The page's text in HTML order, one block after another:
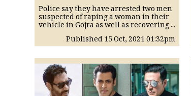
Police say they have arrested two men
suspected of raping a woman in their
vehicle in Gojra as well as recovering ...
Published15 Oct, 202101:32pm